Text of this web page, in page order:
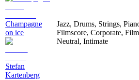
Champagne
on ice
Stefan
Kartenberg
Jazz, Drums, Strings,
Filmscore, Corporate,
Neutral, Intimate